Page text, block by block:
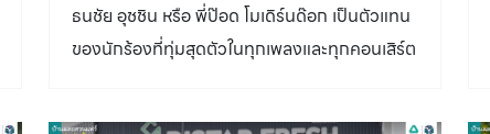
ธนชัย อุชชิน หรือ พี่ป๊อด โมเดิร์นด๊อก เป็นตัวแทน
ของนักร้องที่ทุ่มสุดตัวในทุกเพลงและทุกคอนเสิร์ต